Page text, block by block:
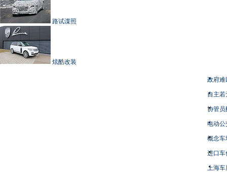
路试谍照
炫酷改装
政府难
自主
协管员
电动
概念车
进口车
上海